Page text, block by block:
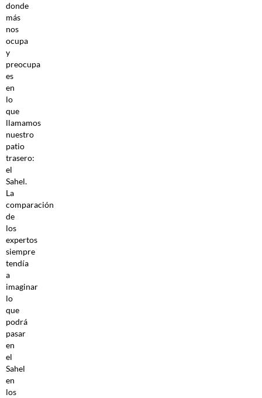
donde
más
nos
ocupa
y
preocupa
es
en
lo
que
llamamos
nuestro
patio
trasero:
el
Sahel.
La
comparación
de
los
expertos
siempre
tendía
a
imaginar
lo
que
podrá
pasar
en
el
Sahel
en
los